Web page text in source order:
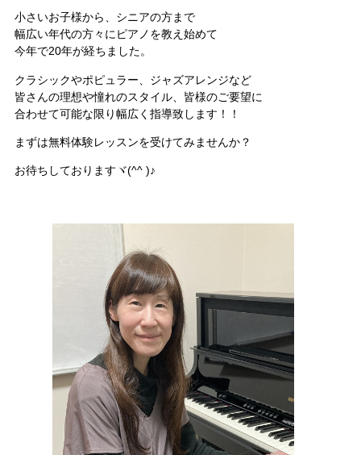
小さいお子様から、シニアの方まで
幅広い年代の方々にピアノを教え始めて
今年で20年が経ちました。
クラシックやポピュラー、ジャズアレンジなど
皆さんの理想や憧れのスタイル、皆様のご要望に
合わせて可能な限り幅広く指導致します！！
まずは無料体験レッスンを受けてみませんか？
お待ちしておりますヾ(^^ )♪